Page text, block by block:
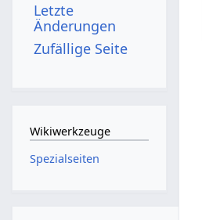
Letzte
Änderungen
Zufällige Seite
Wikiwerkzeuge
Spezialseiten